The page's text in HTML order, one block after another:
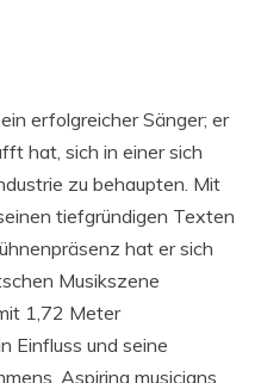
erfolgreicher Sänger; er
hat, sich in einer sich
zu behaupten. Mit
tiefgründigen Texten
hat er sich
Musikszene
1,72 Meter
Einfluss und seine
Aspiring musicians